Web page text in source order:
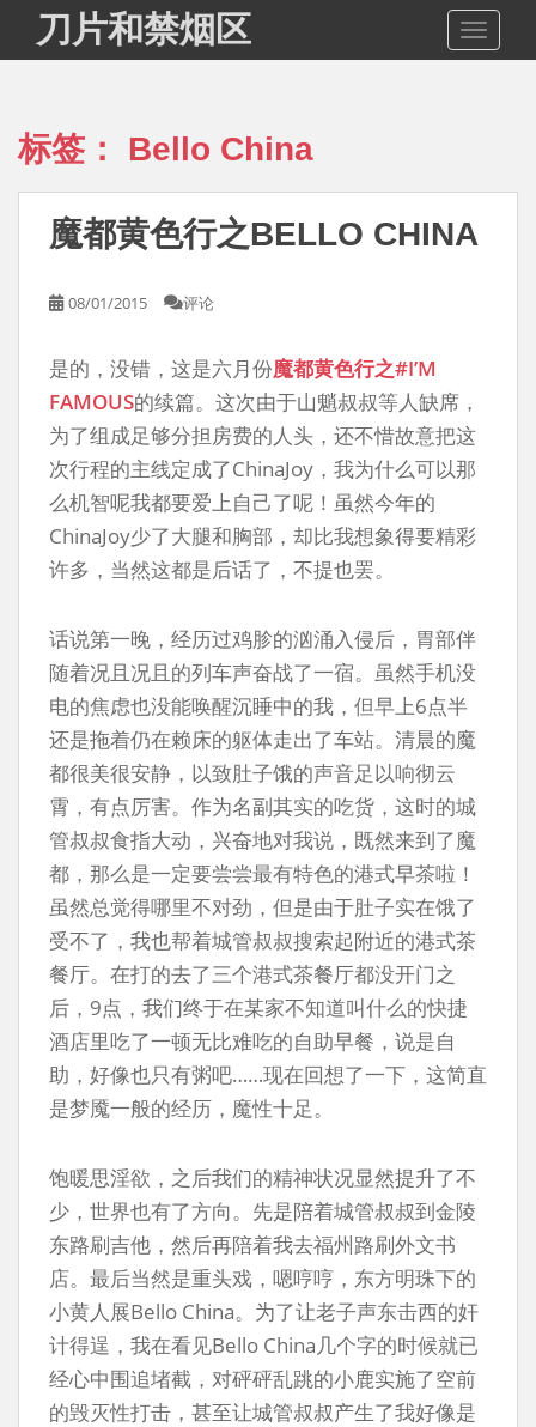
i
刀片和禁烟区
标签： Bello China
魔都黄色行之BELLO CHINA
08/01/2015 评论
是的，没错，这是六月份魔都黄色行之#I’M
FAMOUS的续篇。这次由于山魈叔叔等人缺席，
为了组成足够分担房费的人头，还不惜故意把这
次行程的主线定成了ChinaJoy，我为什么可以那
么机智呢我都要爱上自己了呢！虽然今年的
ChinaJoy少了大腿和胸部，却比我想象得要精彩
许多，当然这都是后话了，不提也罢。
话说第一晚，经历过鸡胗的汹涌入侵后，胃部伴
随着况且况且的列车声奋战了一宿。虽然手机没
电的焦虑也没能唤醒沉睡中的我，但早上6点半
还是拖着仍在赖床的躯体走出了车站。清晨的魔
都很美很安静，以致肚子饿的声音足以响彻云
霄，有点厉害。作为名副其实的吃货，这时的城
管叔叔食指大动，兴奋地对我说，既然来到了魔
都，那么是一定要尝尝最有特色的港式早茶啦！
虽然总觉得哪里不对劲，但是由于肚子实在饿了
受不了，我也帮着城管叔叔搜索起附近的港式茶
餐厅。在打的去了三个港式茶餐厅都没开门之
后，9点，我们终于在某家不知道叫什么的快捷
酒店里吃了一顿无比难吃的自助早餐，说是自
助，好像也只有粥吧……现在回想了一下，这简直
是梦魇一般的经历，魔性十足。
饱暖思淫欲，之后我们的精神状况显然提升了不
少，世界也有了方向。先是陪着城管叔叔到金陵
东路刷吉他，然后再陪着我去福州路刷外文书
店。最后当然是重头戏，嗯哼哼，东方明珠下的
小黄人展Bello China。为了让老子声东击西的奸
计得逞，我在看见Bello China几个字的时候就已
经心中围追堵截，对砰砰乱跳的小鹿实施了空前
的毁灭性打击，甚至让城管叔叔产生了我好像是